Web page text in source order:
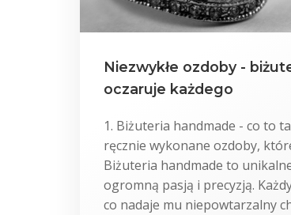
Niezwykłe ozdoby -
oczaruje każdego
1. Biżuteria handmade - co to
ręcznie wykonane ozdoby,
Biżuteria handmade to
ogromną pasją i precyzją.
co nadaje mu niepowtarzalny